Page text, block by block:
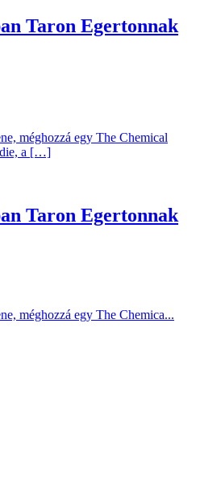
Taron Egertonnak
méghozzá egy The Chemical
a […]
Taron Egertonnak
méghozzá egy The Chemica...